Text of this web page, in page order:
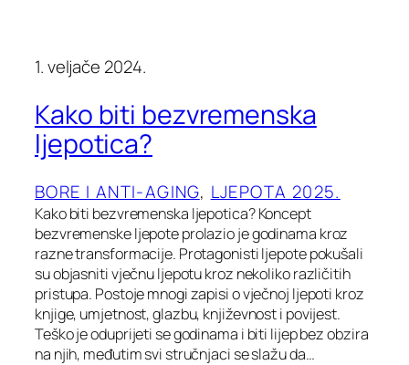
1. veljače 2024.
Kako biti bezvremenska
ljepotica?
BORE I ANTI-AGING, LJEPOTA 2025.
Kako biti bezvremenska ljepotica? Koncept
bezvremenske ljepote prolazio je godinama kroz
razne transformacije. Protagonisti ljepote pokušali
su objasniti vječnu ljepotu kroz nekoliko različitih
pristupa. Postoje mnogi zapisi o vječnoj ljepoti kroz
knjige, umjetnost, glazbu, književnost i povijest.
Teško je oduprijeti se godinama i biti lijep bez obzira
na njih, međutim svi stručnjaci se slažu da…